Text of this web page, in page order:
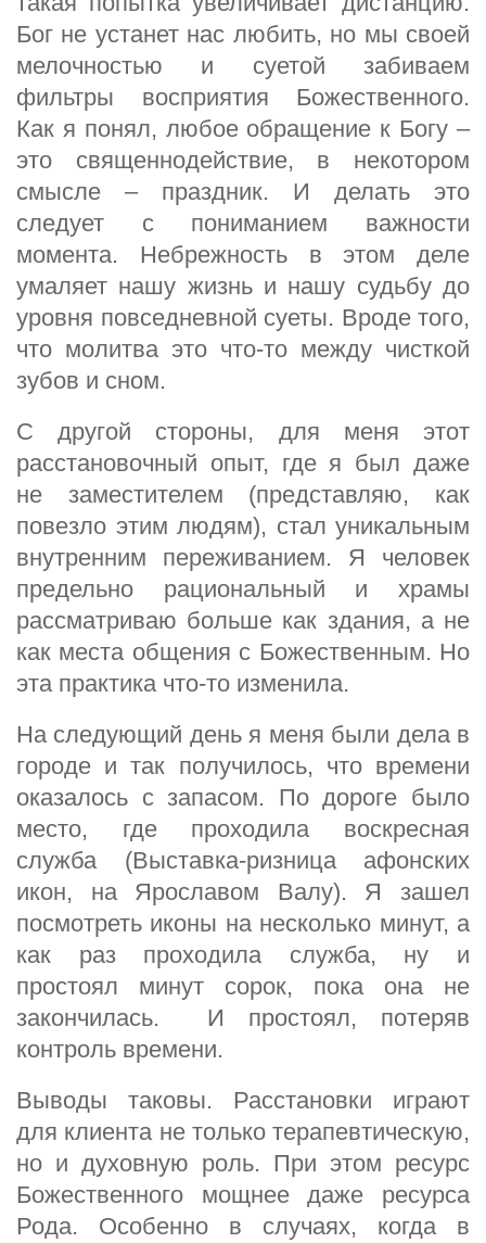
Бог не устанет нас любить, но мы своей
мелочностью и суетой забиваем
фильтры восприятия Божественного.
Как я понял, любое обращение к Богу –
это священнодействие, в некотором
смысле – праздник. И делать это
следует с пониманием важности
момента. Небрежность в этом деле
умаляет нашу жизнь и нашу судьбу до
уровня повседневной суеты. Вроде того,
что молитва это что-то между чисткой
зубов и сном.
С другой стороны, для меня этот
расстановочный опыт, где я был даже
не заместителем (представляю, как
повезло этим людям), стал уникальным
внутренним переживанием. Я человек
предельно рациональный и храмы
рассматриваю больше как здания, а не
как места общения с Божественным. Но
эта практика что-то изменила.
На следующий день я меня были дела в
городе и так получилось, что времени
оказалось с запасом. По дороге было
место, где проходила воскресная
служба (Выставка-ризница афонских
икон, на Ярославом Валу). Я зашел
посмотреть иконы на несколько минут, а
как раз проходила служба, ну и
простоял минут сорок, пока она не
закончилась. И простоял, потеряв
контроль времени.
Выводы таковы. Расстановки играют
для клиента не только терапевтическую,
но и духовную роль. При этом ресурс
Божественного мощнее даже ресурса
Рода. Особенно в случаях, когда в